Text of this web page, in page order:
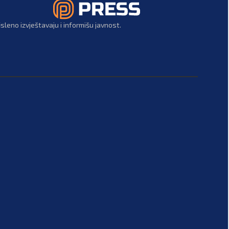
izvještavaju i informišu javnost.